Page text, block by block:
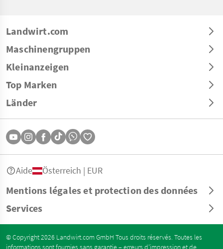
Landwirt.com
Maschinengruppen
Kleinanzeigen
Top Marken
Länder
Mentions légales et protection des données
Services
Aide Österreich | EUR
© Copyright 2026 Landwirt.com GmbH Tous droits réservés. Toutes les
informations sont fournies sans garantie – erreurs d’impression et de